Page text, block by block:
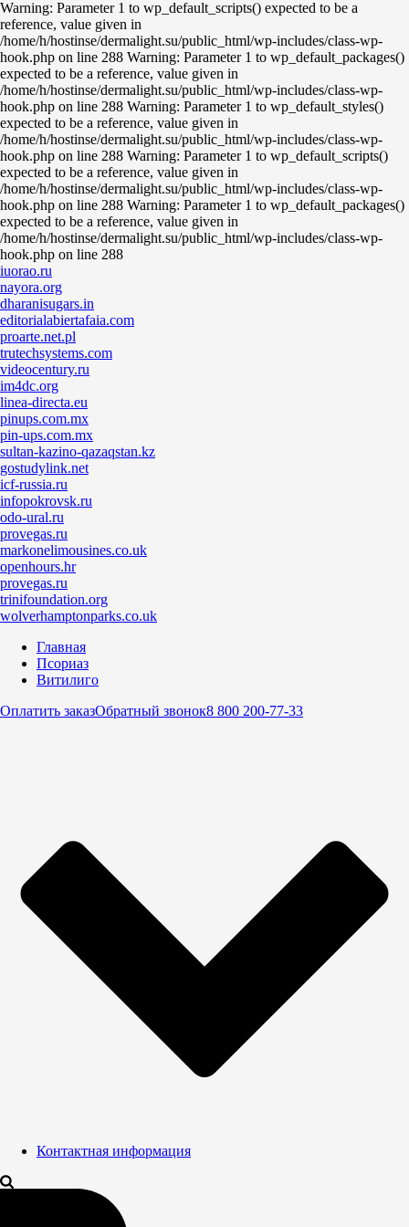
Warning: Parameter 1 to wp_default_scripts() expected to be a
reference, value given in
/home/h/hostinse/dermalight.su/public_html/wp-includes/class-wp-
hook.php on line 288 Warning: Parameter 1 to wp_default_packages()
expected to be a reference, value given in
/home/h/hostinse/dermalight.su/public_html/wp-includes/class-wp-
hook.php on line 288 Warning: Parameter 1 to wp_default_styles()
expected to be a reference, value given in
/home/h/hostinse/dermalight.su/public_html/wp-includes/class-wp-
hook.php on line 288 Warning: Parameter 1 to wp_default_scripts()
expected to be a reference, value given in
/home/h/hostinse/dermalight.su/public_html/wp-includes/class-wp-
hook.php on line 288 Warning: Parameter 1 to wp_default_packages()
expected to be a reference, value given in
/home/h/hostinse/dermalight.su/public_html/wp-includes/class-wp-
hook.php on line 288
iuorao.ru
nayora.org
dharanisugars.in
editorialabiertafaia.com
proarte.net.pl
trutechsystems.com
videocentury.ru
im4dc.org
linea-directa.eu
pinups.com.mx
pin-ups.com.mx
sultan-kazino-qazaqstan.kz
gostudylink.net
icf-russia.ru
infopokrovsk.ru
odo-ural.ru
provegas.ru
markonelimousines.co.uk
openhours.hr
provegas.ru
trinifoundation.org
wolverhamptonparks.co.uk
Главная
Псориаз
Витилиго
Оплатить заказОбратный звонок8 800 200-77-33
Контактная информация